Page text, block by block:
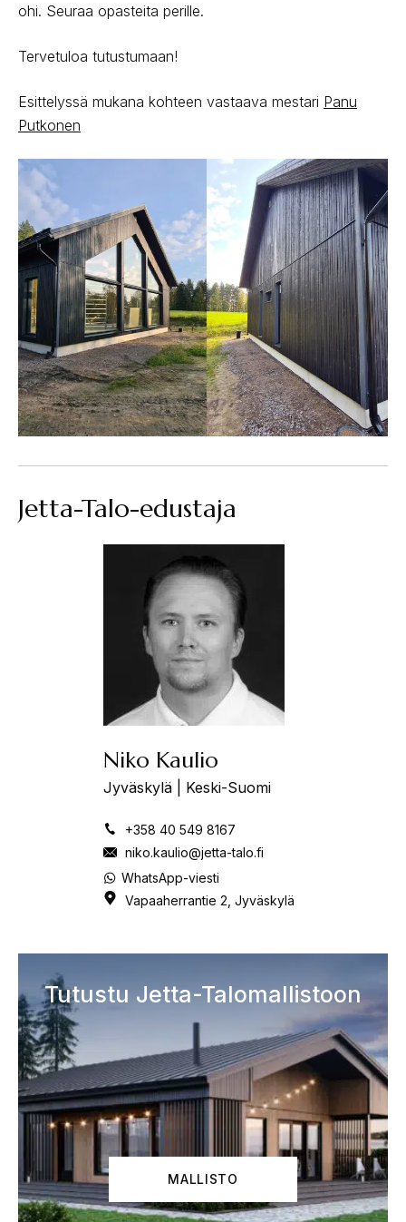
ohi. Seuraa opasteita perille.
Tervetuloa tutustumaan!
Esittelyssä mukana kohteen vastaava mestari Panu
Putkonen
Jetta-Talo-edustaja
Niko Kaulio
Jyväskylä | Keski-Suomi
+358 40 549 8167
niko.kaulio@jetta-talo.fi
WhatsApp-viesti
Vapaaherrantie 2, Jyväskylä
Tutustu Jetta-Talomallistoon
MALLISTO